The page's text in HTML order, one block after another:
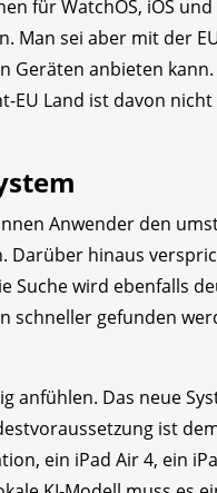
für WatchOS, iOS und
Man sei aber mit der
Geräten anbieten
EU Land ist davon
Anwender den
Darüber hinaus
Suche wird ebenfalls
schneller gefunden
anfühlen. Das neue
ist
ein iPad Air 4, ein